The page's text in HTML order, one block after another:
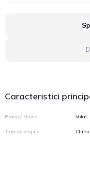
Caracteristici
Brand / Marca Volat
Țara de origine China